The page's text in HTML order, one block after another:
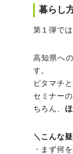
暮らし
第１弾で
高知県へ
す。
ピタマチ
セミナー
ちろん、
＼こんな
・まず何